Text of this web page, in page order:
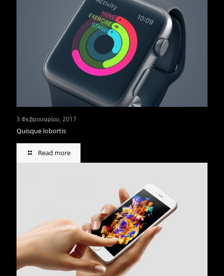
3 Φεβρουαρίου, 2017
Quisque lobortis
Read more